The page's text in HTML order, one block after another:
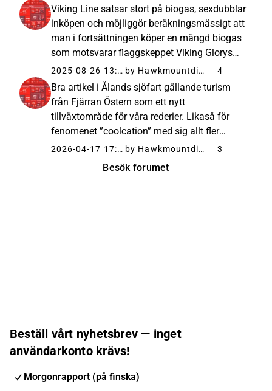
allt gammalt och ganska litet fartyg. Enligt
min mening är Birkas...
Viking Line satsar stort på biogas, sexdubblar
inköpen och möjliggör beräkningsmässigt att
man i fortsättningen köper en mängd biogas
som motsvarar flaggskeppet Viking Glorys
årsförbrukning. För miljömedvetna
konsumenter är detta en välkommen nyhet.
Ålands Sjöfart – 26 Aug 25 Viking...
2025-08-26 13:49 by Hawkmountdiver 4
Bra artikel i Ålands sjöfart gällande turism
från Fjärran Östern som ett nytt
tillväxtområde för våra rederier. Likaså för
fenomenet ”coolcation” med sig allt fler
turister från Medelhavsländerna till oss under
2026-04-17 17:40 by Hawkmountdiver 3
Besök forumet
Beställ vårt nyhetsbrev — inget
användarkonto krävs!
Morgonrapport (på finska)